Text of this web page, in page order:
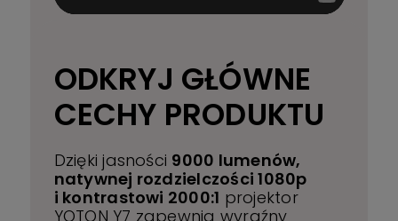
ODKRYJ GŁÓWNE
CECHY PRODUKTU
Dzięki jasności 9000 lumenów,
natywnej rozdzielczości 1080p
i kontrastowi 2000:1 projektor
YOTON Y7 zapewnia wyraźny